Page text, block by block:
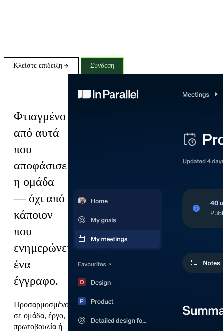
Κλείστε επίδειξη Σύνδεση
Φτιαγμένο
από αυτά
που
αποφάσισε
η ομάδα
— όχι από
κάποιον
που
ενημερώνει
ένα
έγγραφο.
Προσαρμοσμένο
σε ομάδα, έργο,
πρωτοβουλία ή